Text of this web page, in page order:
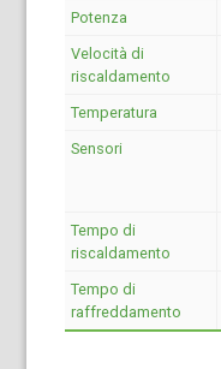
Potenza
Velocità di
riscaldamento
Temperatura
Sensori
Tempo di
riscaldamento
Tempo di
raffreddamento